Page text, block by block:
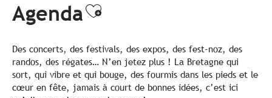
AgendaAjouter aux favoris
Des concerts, des festivals, des expos, des fest-noz, des
randos, des régates… N’en jetez plus ! La Bretagne qui
sort, qui vibre et qui bouge, des fourmis dans les pieds et le
cœur en fête, jamais à court de bonnes idées, c’est ici